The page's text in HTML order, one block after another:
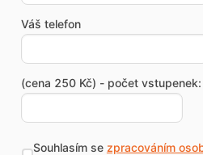
Váš telefon
(cena 250 Kč) - počet vstupenek:
Souhlasím se zpracováním